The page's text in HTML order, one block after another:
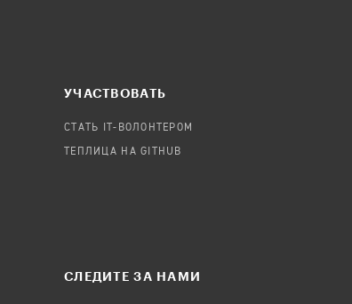
УЧАСТВОВАТЬ
СТАТЬ IT-ВОЛОНТЕРОМ
ТЕПЛИЦА НА GITHUB
СЛЕДИТЕ ЗА НАМИ